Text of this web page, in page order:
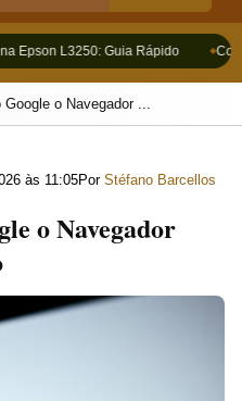
Epson L3250: Guia Rápido
Google o Navegador ...
às 11:05Por Stéfano Barcellos
o Navegador